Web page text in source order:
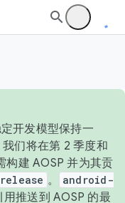
开发模型保持一
们将在第 2 季度和
构建 AOSP 并为其贡
。
android-
推送到 AOSP 的最